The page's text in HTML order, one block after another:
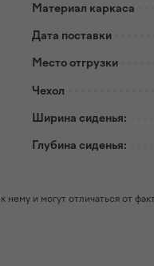
Материал каркаса
Дата поставки
Место отгрузки
Чехол
Ширина сиденья:
Глубина сиденья:
и могут отличаться от